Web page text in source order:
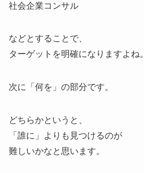
社会企業コンサル
などとすることで、
ターゲットを明確になりますよね。
次に「何を」の部分です。
どちらかというと、
「誰に」よりも見つけるのが
難しいかなと思います。